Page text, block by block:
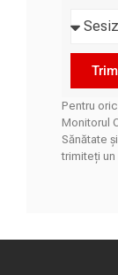
Pentru
Monitorul
Sănătate
trimiteți un